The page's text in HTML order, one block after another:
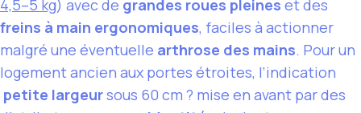
4,5–5 kg) avec de grandes roues pleines et des
freins à main ergonomiques, faciles à actionner
malgré une éventuelle arthrose des mains. Pour un
logement ancien aux portes étroites, l’indication
petite largeursous 60 cm ? mise en avant par des